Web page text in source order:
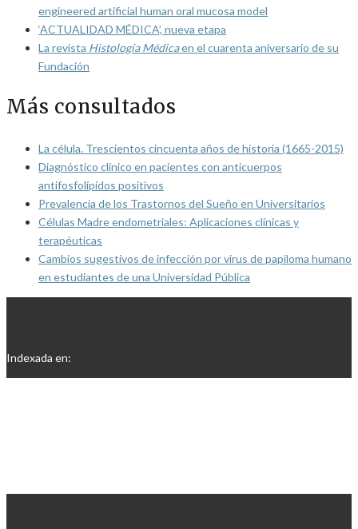
engineered artificial human oral mucosa model
‘ACTUALIDAD MÉDICA’, nueva etapa
La revista Histología Médicaen el cuarenta aniversario de su
Fundación
Más consultados
La célula. Trescientos cincuenta años de historia (1665-2015)
Diagnóstico clínico en pacientes con anticuerpos
antifosfolípidos positivos
Prevalencia de los Trastornos del Sueño en Universitarios
Células Madre endometriales: Aplicaciones clínicas y
terapéuticas
Cambios sugestivos de infección por virus de papiloma humano
en estudiantes de una Universidad Pública
Indexada en: